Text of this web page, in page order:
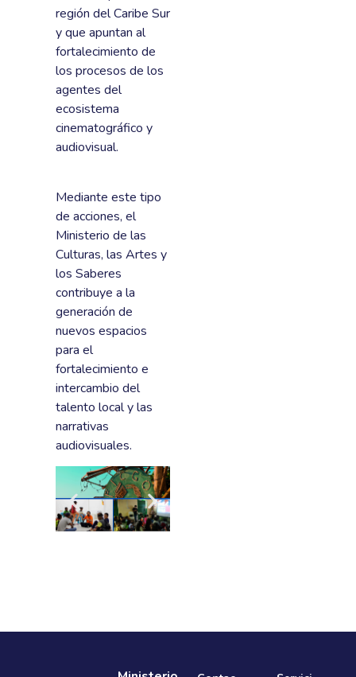
región del Caribe Sur
y que apuntan al
fortalecimiento de
los procesos de los
agentes del
ecosistema
cinematográfico y
audiovisual.
Mediante este tipo
de acciones, el
Ministerio de las
Culturas, las Artes y
los Saberes
contribuye a la
generación de
nuevos espacios
para el
fortalecimiento e
intercambio del
talento local y las
narrativas
audiovisuales.